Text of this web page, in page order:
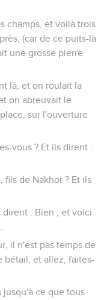
champs, et voilà trois
(car de ce puits-là
une grosse pierre
là, et on roulait la
on abreuvait le
sur l'ouverture
vous ? Et ils dirent :
fils de Nakhor ? Et ils
dirent : Bien ; et voici
il n'est pas temps de
bétail, et allez, faites-
jusqu'à ce que tous